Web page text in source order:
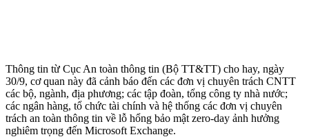
Thông tin từ Cục An toàn thông tin (Bộ TT&TT) cho hay, ngày
30/9, cơ quan này đã cảnh báo đến các đơn vị chuyên trách CNTT
các bộ, ngành, địa phương; các tập đoàn, tổng công ty nhà nước;
các ngân hàng, tổ chức tài chính và hệ thống các đơn vị chuyên
trách an toàn thông tin về lỗ hổng bảo mật zero-day ảnh hưởng
nghiêm trọng đến Microsoft Exchange.